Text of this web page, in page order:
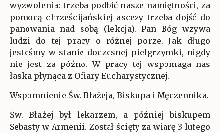
wyzwolenia: trzeba podbić nasze namiętności, za
pomocą chrześcijańskiej ascezy trzeba dojść do
panowania nad sobą (lekcja). Pan Bóg wzywa
ludzi do tej pracy o różnej porze. Jak długo
jesteśmy w stanie doczesnej pielgrzymki, nigdy
nie jest za późno. W pracy tej wspomaga nas
łaska płynąca z Ofiary Eucharystycznej.
Wspomnienie Św. Błażeja, Biskupa i Męczennika.
Św. Błażej był lekarzem, a później biskupem
Sebasty w Armenii. Został ścięty za wiarę 3 lutego